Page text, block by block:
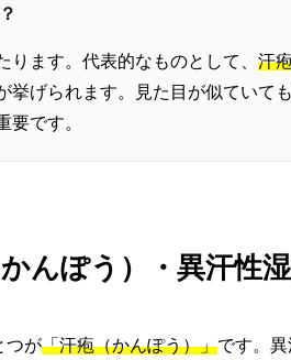
ます。代表的なものとして、 汗
挙げられます。見た目が似ていて
です。
んぽう）・異汗性
つが「汗疱（かんぽう）」です。